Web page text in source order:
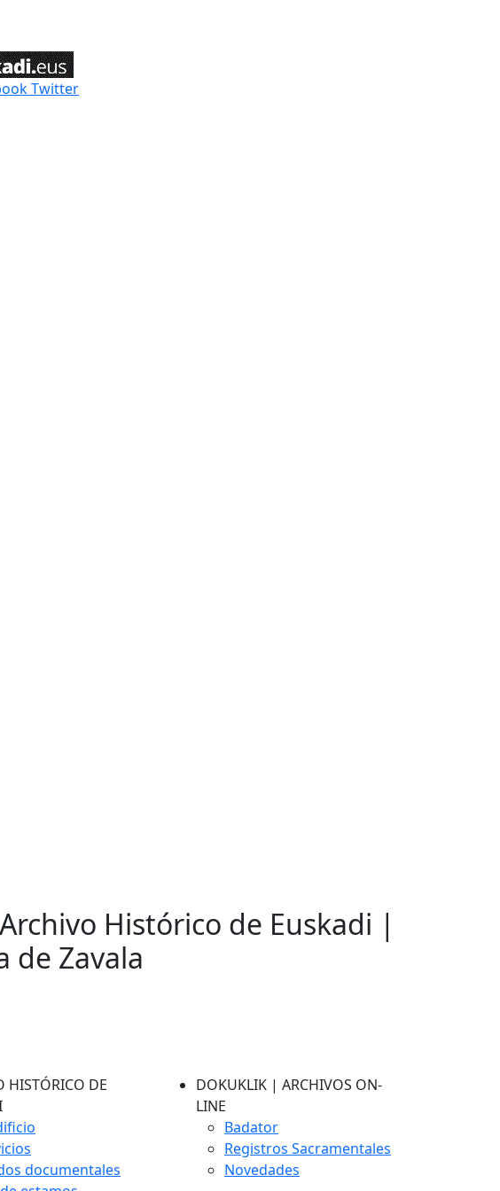
Twitter
Histórico de Euskadi |
de Zavala
HISTÓRICO DE
documentales
DOKUKLIK | ARCHIVOS ON-
LINE
Badator
Registros Sacramentales
Novedades